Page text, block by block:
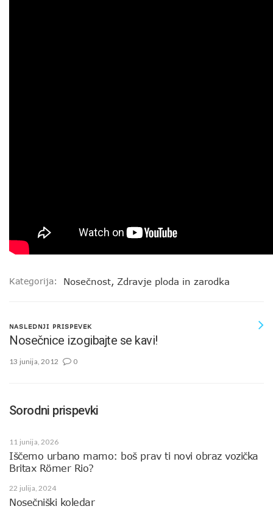
Kategorija: Nosečnost, Zdravje ploda in zarodka
NASLEDNJI PRISPEVEK
Nosečnice izogibajte se kavi!
13 junija, 2012 0
Sorodni prispevki
11 junija, 2026
Iščemo urbano mamo: boš prav ti novi obraz vozička
Britax Römer Rio?
22 julija, 2024
Nosečniški koledar